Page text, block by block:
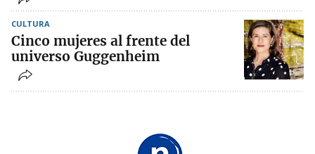
CULTURA
Cinco mujeres al frente del
universo Guggenheim